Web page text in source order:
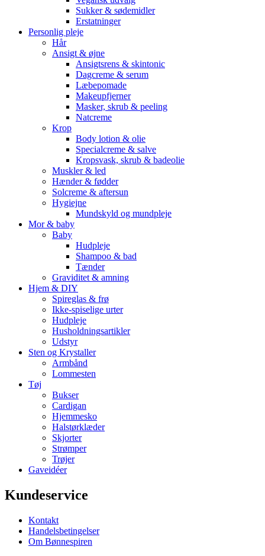
Sukker & sødemidler
Erstatninger
Personlig pleje
Hår
Ansigt & øjne
Ansigtsrens & skintonic
Dagcreme & serum
Læbepomade
Makeupfjerner
Masker, skrub & peeling
Natcreme
Krop
Body lotion & olie
Specialcreme & salve
Kropsvask, skrub & badeolie
Muskler & led
Hænder & fødder
Solcreme & aftersun
Hygiejne
Mundskyld og mundpleje
Mor & baby
Baby
Hudpleje
Shampoo & bad
Tænder
Graviditet & amning
Hjem & DIY
Spireglas & frø
Ikke-spiselige urter
Hudpleje
Husholdningsartikler
Udstyr
Sten og Krystaller
Armbånd
Lommesten
Tøj
Bukser
Cardigan
Hjemmesko
Halstørklæder
Skjorter
Strømper
Trøjer
Gaveidéer
Kundeservice
Kontakt
Handelsbetingelser
Om Bønnespiren